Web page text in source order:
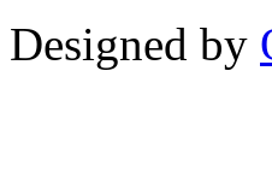
Designed by